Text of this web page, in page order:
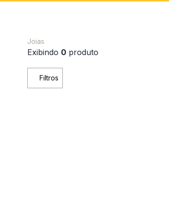
Joias
Exibindo 0 produto
Filtros